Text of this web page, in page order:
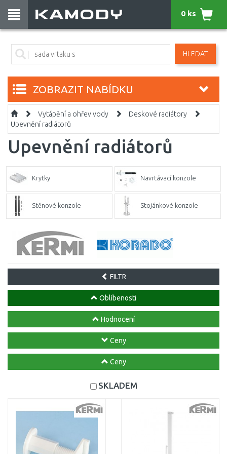
HLEDAT
0 ks
ZOBRAZIT NABÍDKU
Vytápění a ohřev vody
Deskové radiátory
Upevnění radiátorů
Upevnění radiátorů
Krytky Navrtávací konzole
Stěnové konzole Stojánkové konzole
FILTR
Oblíbenosti
Hodnocení
Ceny
Ceny
SKLADEM